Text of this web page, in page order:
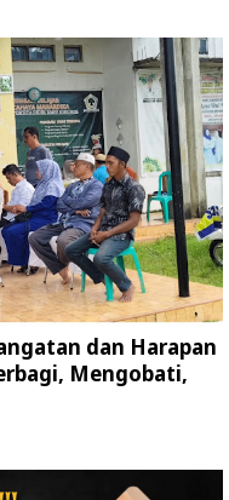
dan Harapan
Mengobati,